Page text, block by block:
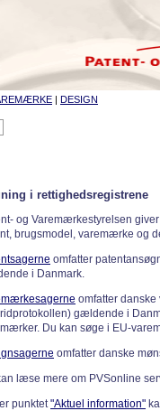
| DESIGN
i rettighedsregistrene
og Varemærkestyrelsen
brugsmodel, varemærke og
omfatter
i Danmark.
omfatter
gældende i
Du kan søge i EU-
omfatter danske
læse mere om PVSonline
punktet"Aktuel information"